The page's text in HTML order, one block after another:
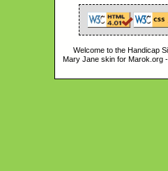
Welcome to the Handicap
Mary Jane skin for Marok.org